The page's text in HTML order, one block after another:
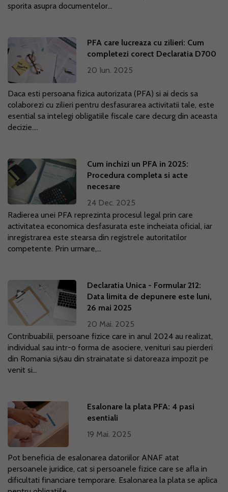
sporita asupra documentelor...
PFA care lucreaza cu zilieri: Cum
completezi corect Declaratia D700
20 Iun. 2025
Daca esti persoana fizica autorizata (PFA) si ai decis sa
colaborezi cu zilieri pentru desfasurarea activitatii tale, este
esential sa intelegi obligatiile fiscale care decurg din aceasta
decizie....
Cum inchizi un PFA in 2025:
Procedura completa si acte
necesare
24 Dec. 2025
Radierea unei PFA reprezinta procesul legal prin care
activitatea economica desfasurata este incheiata oficial, iar
inregistrarea este stearsa din registrele autoritatilor
competente. Prin urmare,...
Declaratia Unica - Formular 212:
Data limita de depunere este luni,
26 mai 2025
20 Mai. 2025
Contribuabilii, persoane fizice care in anul 2024 au realizat,
individual sau intr-o forma de asociere, venituri sau pierderi
din Romania si/sau din strainatate si datoreaza impozit pe
venit si...
Esalonare la plata PFA: 4 pasi
esentiali
19 Mai. 2025
Pot beneficia de esalonarea datoriilor ANAF atat
persoanele juridice, cat si persoanele fizice care se afla in
dificultati financiare temporare. Esalonarea la plata se aplica